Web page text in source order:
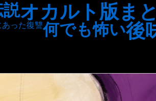
説オカルト版ま
あった復讐何でも怖い後